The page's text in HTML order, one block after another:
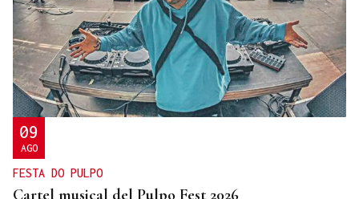
09
AGO
FESTA DO PULPO
Cartel musical del Pulpo Fest 2026